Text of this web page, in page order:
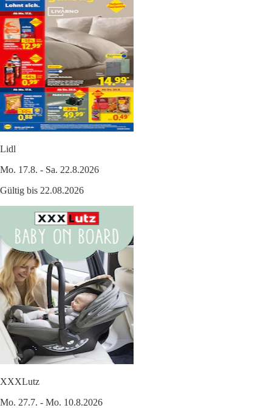
Lidl
Mo. 17.8. - Sa. 22.8.2026
Gültig bis 22.08.2026
XXXLutz
Mo. 27.7. - Mo. 10.8.2026